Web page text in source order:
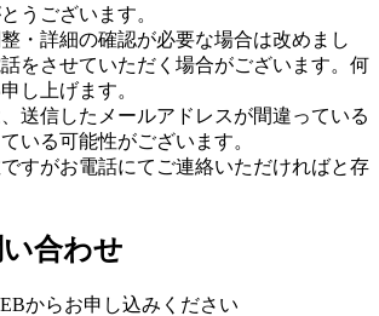
うございます。
・詳細の確認が必要な場合は改めまし
をさせていただく場合がございます。何
し上げます。
送信したメールアドレスが間違っている
いる可能性がございます。
すがお電話にてご連絡いただければと存
合わせ
からお申し込みください